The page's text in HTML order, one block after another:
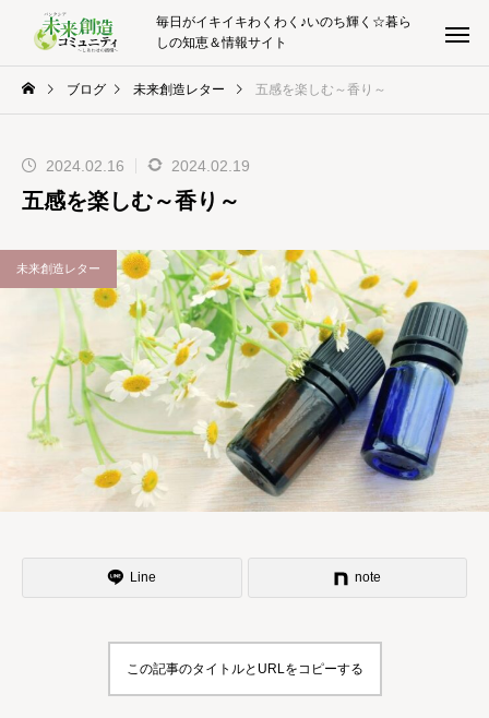
毎日がイキイキわくわく♪いのち輝く☆暮ら
しの知恵＆情報サイト
ブログ 未来創造レター 五感を楽しむ～香り～
2024.02.16 2024.02.19
五感を楽しむ～香り～
未来創造レター
Line note
この記事のタイトルとURLをコピーする